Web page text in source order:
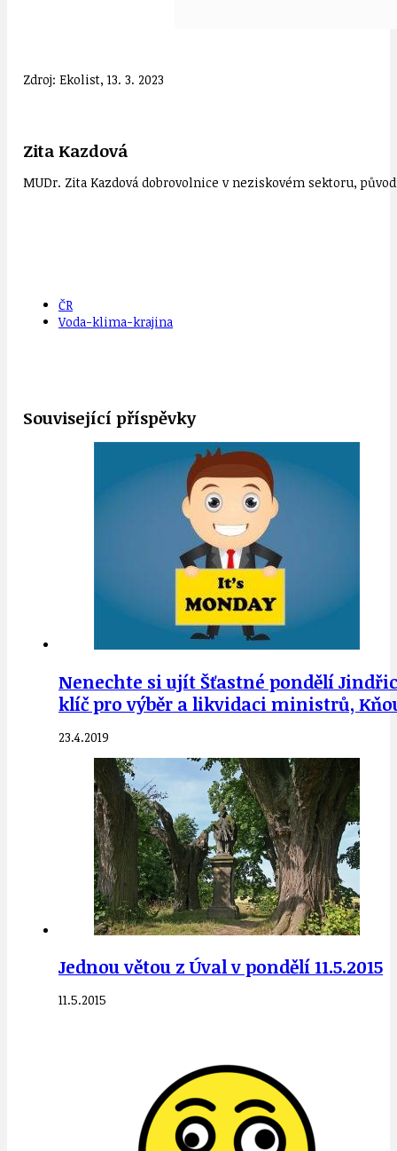
Zdroj: Ekolist, 13. 3. 2023
Zita Kazdová
MUDr. Zita Kazdová dobrovolnice v neziskovém sektoru,
ČR
Voda-klima-krajina
Související příspěvky
Nenechte si ujít Šťastné pondělí
klíč pro výběr a likvidaci ministrů,
23.4.2019
Jednou větou z Úval v pondělí 11.5.2015
11.5.2015